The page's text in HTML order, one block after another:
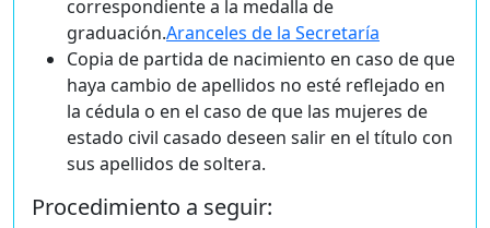
correspondiente a la medalla de
graduación.Aranceles de la Secretaría
Copia de partida de nacimiento en caso de que
haya cambio de apellidos no esté reflejado en
la cédula o en el caso de que las mujeres de
estado civil casado deseen salir en el título con
sus apellidos de soltera.
Procedimiento a seguir: